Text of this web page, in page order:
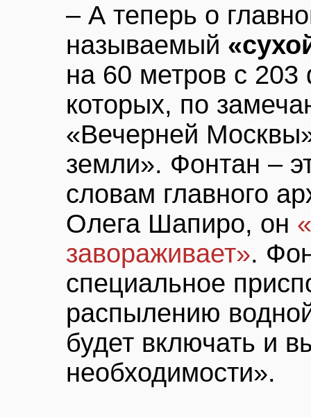
– А теперь о
называемый
на 60 метров с
которых, по
«Вечерней
земли». Фонтан –
словам главного
Олега Шапиро, он
завораживает».
специальное
распылению
будет включать и
необходимости».